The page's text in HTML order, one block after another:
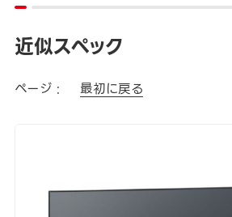
近似スペック
ページ : 最初に戻る